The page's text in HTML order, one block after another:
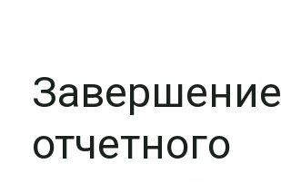
Завершение
отчетного